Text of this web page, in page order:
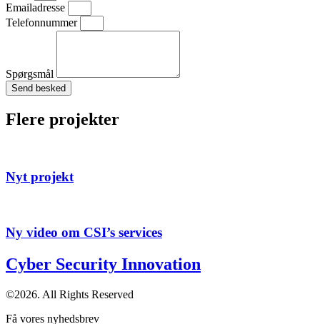
Emailadresse
Telefonnummer
Spørgsmål
Send besked
Flere projekter
Nyt projekt
Ny video om CSI’s services
Cyber Security Innovation
©2026. All Rights Reserved
Få vores nyhedsbrev